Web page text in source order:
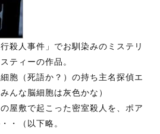
殺人事件」でお馴染みのミステリ
ティーの作品。
胞（死語か？）の持ち主名探偵エ
んな脳細胞は灰色かな）
屋敷で起こった密室殺人を、ポア
・（以下略。